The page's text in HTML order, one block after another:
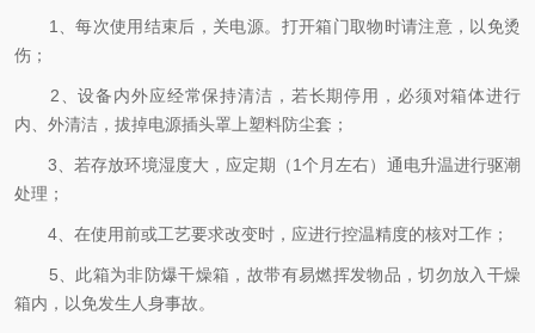
1、每次使用结束后，关电源。打开箱门取物时请注意，以免烫
伤；
2、设备内外应经常保持清洁，若长期停用，必须对箱体进行
内、外清洁，拔掉电源插头罩上塑料防尘套；
3、若存放环境湿度大，应定期（1个月左右）通电升温进行驱潮
处理；
4、在使用前或工艺要求改变时，应进行控温精度的核对工作；
5、此箱为非防爆干燥箱，故带有易燃挥发物品，切勿放入干燥
箱内，以免发生人身事故。